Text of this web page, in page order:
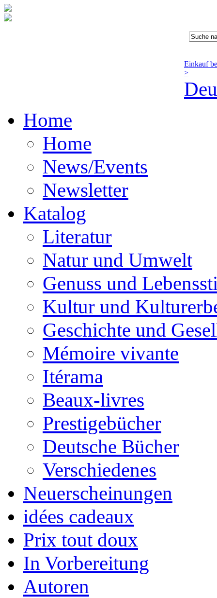
Einkauf
>
Home
Home
News/Events
Newsletter
Katalog
Literatur
Natur und Umwelt
Genuss und
Kultur und
Geschichte und
Mémoire vivante
Itérama
Beaux-livres
Prestigebücher
Deutsche Bücher
Verschiedenes
Neuerscheinungen
idées cadeaux
Prix tout doux
In Vorbereitung
Autoren